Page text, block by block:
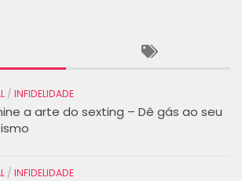
/ INFIDELIDADE
a arte do sexting – Dê gás ao seu
/ INFIDELIDADE